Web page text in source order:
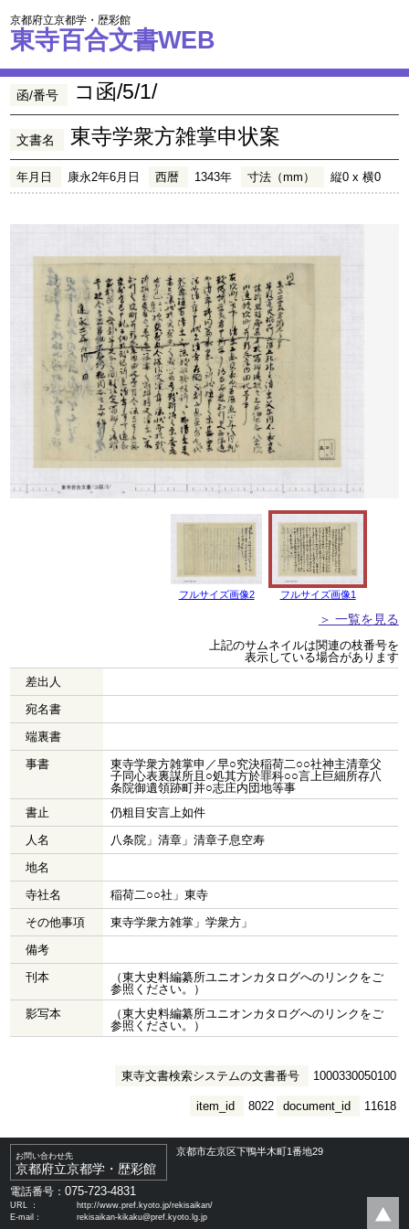
京都府立京都学・歴彩館
東寺百合文書WEB
函/番号 コ函/5/1/
文書名 東寺学衆方雑掌申状案
年月日 康永2年6月日 西暦 1343年 寸法（mm） 縦0 x 横0
フルサイズ画像2 フルサイズ画像1
＞ 一覧を見る
上記のサムネイルは関連の枝番号を
表示している場合があります
差出人
宛名書
端裏書
事書
東寺学衆方雑掌申／早○究決稲荷二○○社神主清章父
子同心表裏謀所且○処其方於罪科○○言上巨細所存八
条院御遺領跡町并○志庄内団地等事
書止
仍粗目安言上如件
人名
八条院」清章」清章子息空寿
地名
寺社名
稲荷二○○社」東寺
その他事項
東寺学衆方雑掌」学衆方」
備考
刊本
（東大史料編纂所ユニオンカタログへのリンクをご
参照ください。）
影写本
（東大史料編纂所ユニオンカタログへのリンクをご
参照ください。）
東寺文書検索システムの文書番号 1000330050100
document_id 11618
item_id 8022
お問い合わせ先
京都府立京都学・歴彩館
京都市左京区下鴨半木町1番地29
電話番号：075-723-4831
URL ：
http://www.pref.kyoto.jp/rekisaikan/
E-mail：
rekisaikan-kikaku@pref.kyoto.lg.jp